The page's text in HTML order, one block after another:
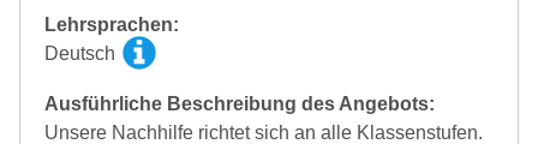
Lehrsprachen:
Deutsch
Ausführliche Beschreibung des Angebots:
Unsere Nachhilfe richtet sich an alle Klassenstufen.